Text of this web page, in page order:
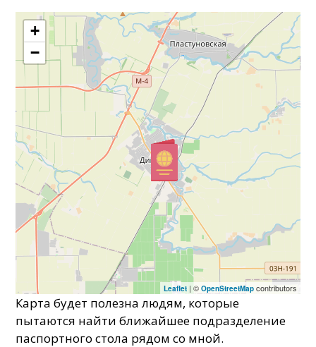
+
−
Leaflet| © OpenStreetMapcontributors
Карта будет полезна людям, которые
пытаются найти ближайшее подразделение
паспортного стола рядом со мной.